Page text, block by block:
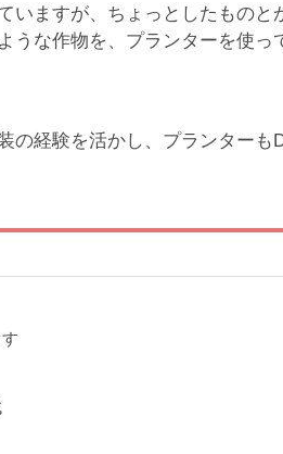
いますが、ちょっとしたものと
うな作物を、プランターを使っ
の経験を活かし、プランターも